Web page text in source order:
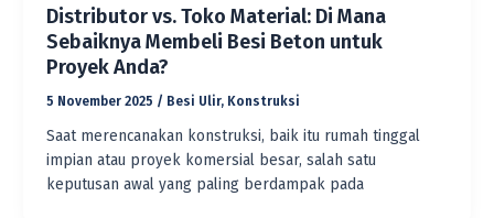
Distributor vs. Toko Material: Di Mana
Sebaiknya Membeli Besi Beton untuk
Proyek Anda?
5 November 2025 / Besi Ulir, Konstruksi
Saat merencanakan konstruksi, baik itu rumah tinggal
impian atau proyek komersial besar, salah satu
keputusan awal yang paling berdampak pada